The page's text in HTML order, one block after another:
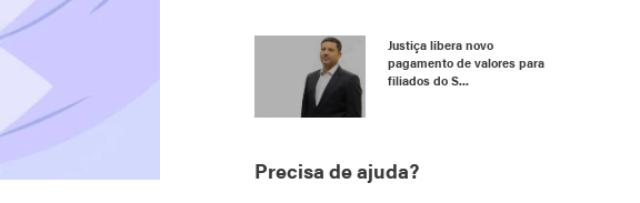
Justiça libera novo
pagamento de valores para
filiados do S...
Precisa de ajuda?